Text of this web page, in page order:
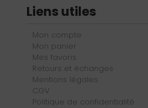
Liens utiles
Mon compte
Mon panier
Mes favoris
Retours et échanges
Mentions légales
CGV
Politique de confidentialité